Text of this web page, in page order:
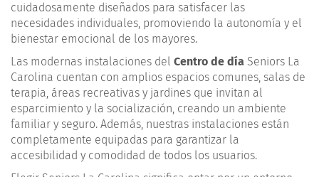
cuidadosamente diseñados para satisfacer las
necesidades individuales, promoviendo la autonomía y el
bienestar emocional de los mayores.
Las modernas instalaciones del Centro de día Seniors La
Carolina cuentan con amplios espacios comunes, salas de
terapia, áreas recreativas y jardines que invitan al
esparcimiento y la socialización, creando un ambiente
familiar y seguro. Además, nuestras instalaciones están
completamente equipadas para garantizar la
accesibilidad y comodidad de todos los usuarios.